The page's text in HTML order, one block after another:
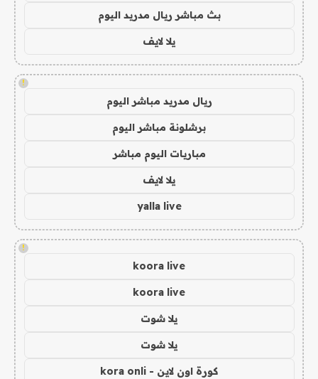
بث مباشر ريال مدريد اليوم
يلا لايف
!
ريال مدريد مباشر اليوم
برشلونة مباشر اليوم
مباريات اليوم مباشر
يلا لايف
yalla live
!
koora live
koora live
يلا شوت
يلا شوت
كورة اون لاين - kora onli